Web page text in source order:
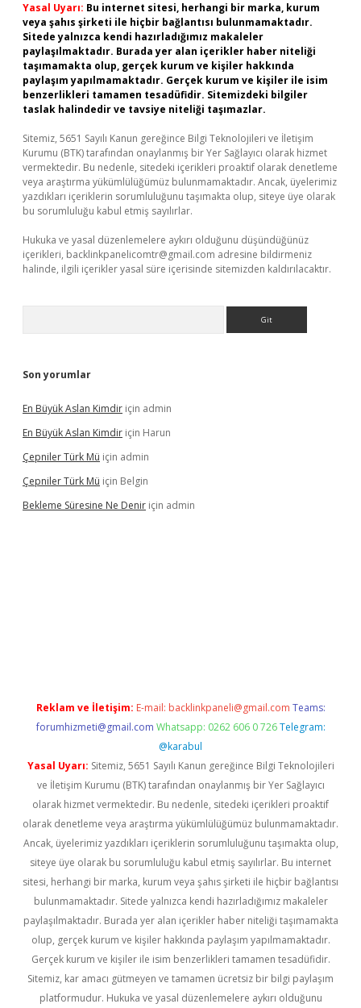
Yasal Uyarı: Bu internet sitesi, herhangi bir marka, kurum
veya şahıs şirketi ile hiçbir bağlantısı bulunmamaktadır.
Sitede yalnızca kendi hazırladığımız makaleler
paylaşılmaktadır. Burada yer alan içerikler haber niteliği
taşımamakta olup, gerçek kurum ve kişiler hakkında
paylaşım yapılmamaktadır. Gerçek kurum ve kişiler ile isim
benzerlikleri tamamen tesadüfidir. Sitemizdeki bilgiler
taslak halindedir ve tavsiye niteliği taşımazlar.
Sitemiz, 5651 Sayılı Kanun gereğince Bilgi Teknolojileri ve İletişim
Kurumu (BTK) tarafından onaylanmış bir Yer Sağlayıcı olarak hizmet
vermektedir. Bu nedenle, sitedeki içerikleri proaktif olarak denetleme
veya araştırma yükümlülüğümüz bulunmamaktadır. Ancak, üyelerimiz
yazdıkları içeriklerin sorumluluğunu taşımakta olup, siteye üye olarak
bu sorumluluğu kabul etmiş sayılırlar.
Hukuka ve yasal düzenlemelere aykırı olduğunu düşündüğünüz
içerikleri, backlinkpanelicomtr@gmail.com adresine bildirmeniz
halinde, ilgili içerikler yasal süre içerisinde sitemizden kaldırılacaktır.
Son yorumlar
En Büyük Aslan Kimdir için admin
En Büyük Aslan Kimdir için Harun
Çepniler Türk Mü için admin
Çepniler Türk Mü için Belgin
Bekleme Süresine Ne Denir için admin
Reklam ve İletişim: E-mail: backlinkpaneli@gmail.com Teams:
forumhizmeti@gmail.com Whatsapp: 0262 606 0 726 Telegram:
@karabul
Yasal Uyarı: Sitemiz, 5651 Sayılı Kanun gereğince Bilgi Teknolojileri
ve İletişim Kurumu (BTK) tarafından onaylanmış bir Yer Sağlayıcı
olarak hizmet vermektedir. Bu nedenle, sitedeki içerikleri proaktif
olarak denetleme veya araştırma yükümlülüğümüz bulunmamaktadır.
Ancak, üyelerimiz yazdıkları içeriklerin sorumluluğunu taşımakta olup,
siteye üye olarak bu sorumluluğu kabul etmiş sayılırlar. Bu internet
sitesi, herhangi bir marka, kurum veya şahıs şirketi ile hiçbir bağlantısı
bulunmamaktadır. Sitede yalnızca kendi hazırladığımız makaleler
paylaşılmaktadır. Burada yer alan içerikler haber niteliği taşımamakta
olup, gerçek kurum ve kişiler hakkında paylaşım yapılmamaktadır.
Gerçek kurum ve kişiler ile isim benzerlikleri tamamen tesadüfidir.
Sitemiz, kar amacı gütmeyen ve tamamen ücretsiz bir bilgi paylaşım
platformudur. Hukuka ve yasal düzenlemelere aykırı olduğunu